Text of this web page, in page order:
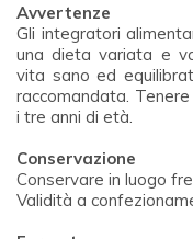
Avvertenze
Gli integratori
una dieta variata e
vita sano ed
raccomandata.
i tre anni di età.
Conservazione
Conservare in luogo
Validità a